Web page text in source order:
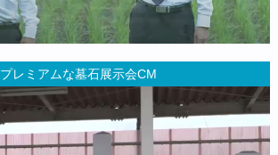
プレミアムな墓石展示会CM